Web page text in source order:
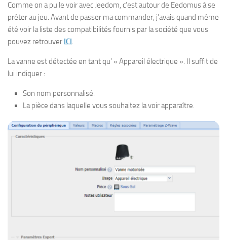
Comme on a pu le voir avec Jeedom, c’est autour de Eedomus à se
prêter au jeu. Avant de passer ma commander, j’avais quand même
été voir la liste des compatibilités fournis par la société que vous
pouvez retrouver ICI .
La vanne est détectée en tant qu’ « Appareil électrique ». Il suffit de
lui indiquer :
Son nom personnalisé.
La pièce dans laquelle vous souhaitez la voir apparaître.